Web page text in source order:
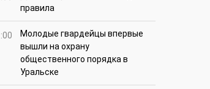
правила
Молодые гвардейцы впервые
вышли на охрану
общественного порядка в
Уральске